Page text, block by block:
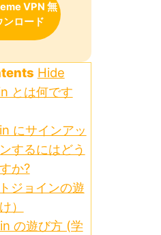
VPN 無
ンロード
Hide
とは何です
にサインアッ
するにはどう
か?
ジョインの遊
）
の遊び方 (学